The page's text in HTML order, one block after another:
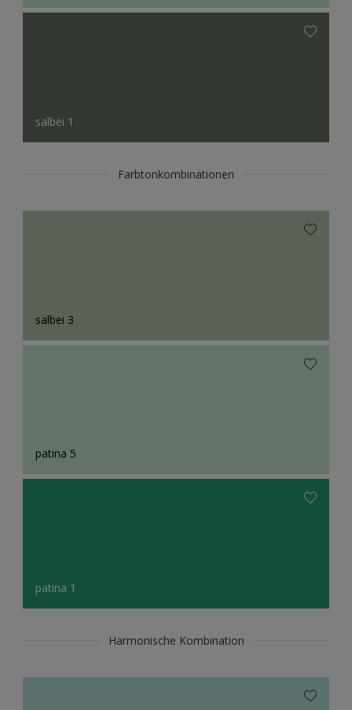
salbei 1
Farbtonkombinationen
salbei 3
patina 5
patina 1
Harmonische Kombination